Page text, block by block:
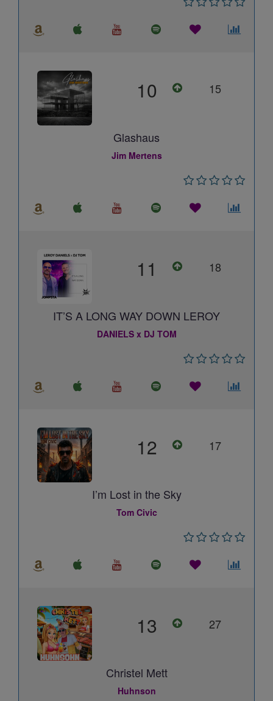
10 15
Glashaus
Jim Mertens
11 18
IT’S A LONG WAY DOWN LEROY
DANIELS x DJ TOM
12 17
I’m Lost in the Sky
Tom Civic
13 27
Christel Mett
Huhnson